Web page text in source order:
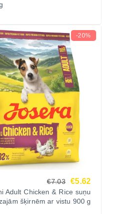
-20%
€7.03 €5.62
Adult Chicken & Rice suņu
šķirnēm ar vistu 900 g